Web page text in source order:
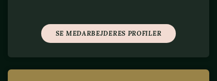
SE MEDARBEJDERES PROFILER